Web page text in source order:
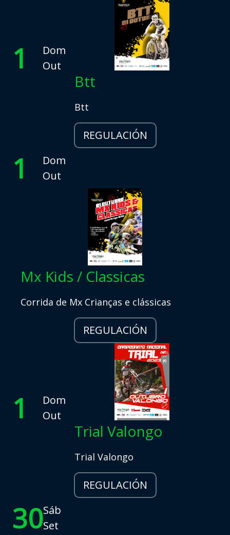
1
Dom
Out
Btt
Btt
REGULACIÓN
1
Dom
Out
Mx Kids / Classicas
Corrida de Mx Crianças e clássicas
REGULACIÓN
1
Dom
Out
Trial Valongo
Trial Valongo
REGULACIÓN
30Sáb
Set